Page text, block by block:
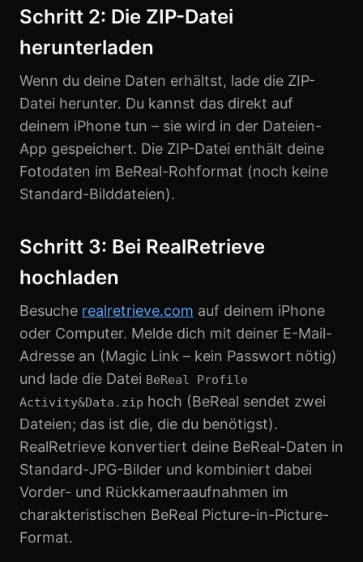
Schritt 2: Die ZIP-Datei
herunterladen
Wenn du deine Daten erhältst, lade die ZIP-
Datei herunter. Du kannst das direkt auf
deinem iPhone tun – sie wird in der Dateien-
App gespeichert. Die ZIP-Datei enthält deine
Fotodaten im BeReal-Rohformat (noch keine
Standard-Bilddateien).
Schritt 3: Bei RealRetrieve
hochladen
Besuche realretrieve.com auf deinem iPhone
oder Computer. Melde dich mit deiner E-Mail-
Adresse an (Magic Link – kein Passwort nötig)
und lade die Datei BeReal Profile
Activity&Data.zip hoch (BeReal sendet zwei
Dateien; das ist die, die du benötigst).
RealRetrieve konvertiert deine BeReal-Daten in
Standard-JPG-Bilder und kombiniert dabei
Vorder- und Rückkameraaufnahmen im
charakteristischen BeReal Picture-in-Picture-
Format.